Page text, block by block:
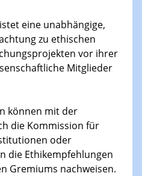
eine unabhängige,
zu ethischen
vor ihrer
Mitglieder
können mit der
die Kommission für
oder
die Ethikempfehlungen
Gremiums nachweisen.